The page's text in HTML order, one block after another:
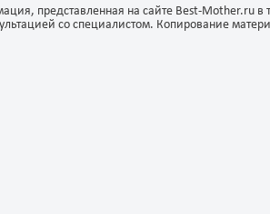
представленная на сайте Best-Mother.ru
со специалистом. Копирование